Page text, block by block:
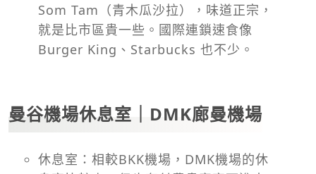
Som Tam（青木瓜沙拉），味道正宗，
就是比市區貴一些。國際連鎖速食像
Burger King、Starbucks 也不少。
曼谷機場休息室｜DMK廊曼機場
休息室：相較BKK機場，DMK機場的休